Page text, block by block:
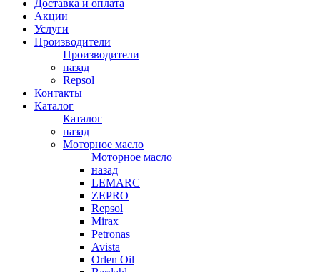
Доставка и оплата
Акции
Услуги
Производители
Производители
назад
Repsol
Контакты
Каталог
Каталог
назад
Моторное масло
Моторное масло
назад
LEMARC
ZEPRO
Repsol
Mirax
Petronas
Avista
Orlen Oil